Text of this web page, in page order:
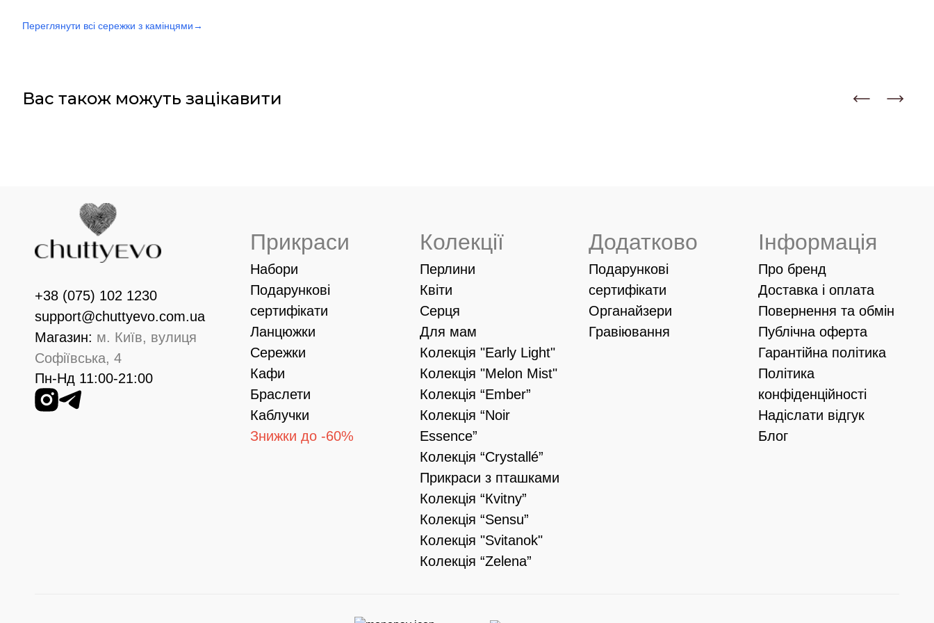
Переглянути всі сережки з камінцями→
Вас також можуть зацікавити
+38 (075) 102 1230
support@chuttyevo.com.ua
Магазин: м. Київ, вулиця
Софіївська, 4
Пн-Нд 11:00-21:00
Прикраси
Набори
Подарункові
сертифікати
Ланцюжки
Сережки
Кафи
Браслети
Каблучки
Знижки до -60%
Колекції
Перлини
Квіти
Серця
Для мам
Колекція "Early Light"
Колекція "Melon Mist"
Колекція “Ember”
Колекція “Noir
Essence”
Колекція “Crystallé”
Прикраси з пташками
Колекція “Кvitny”
Колекція “Sensu”
Колекція "Svitanok"
Колекція “Zelena”
Додатково
Подарункові
сертифікати
Органайзери
Гравіювання
Інформація
Про бренд
Доставка і оплата
Повернення та обмін
Публічна оферта
Гарантійна політика
Політика
конфіденційності
Надіслати відгук
Блог